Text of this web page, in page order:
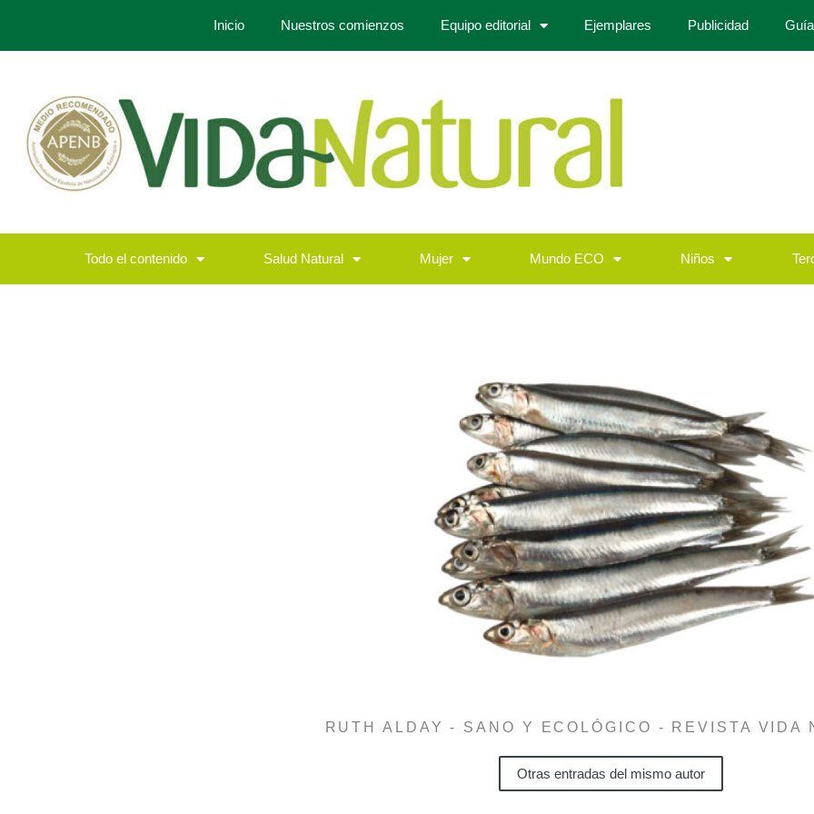
Inicio Nuestros comienzos Equipo editorial Ejemplares Publicidad
Todo el contenido Salud Natural Mujer Mundo ECO Niños
RUTH ALDAY - SANO Y ECOLÓGICO - REVISTA VIDA
Otras entradas del mismo autor